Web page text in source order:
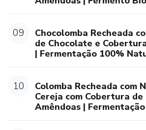
Vamos SER FELIZES fazendo pão, em
batedeira, no forno doméstico ou no
09
Chocolomba Recheada
de Chocolate e
| Fermentação 100%
10
Colomba Recheada com
Cereja com Cobertura de
Amêndoas |